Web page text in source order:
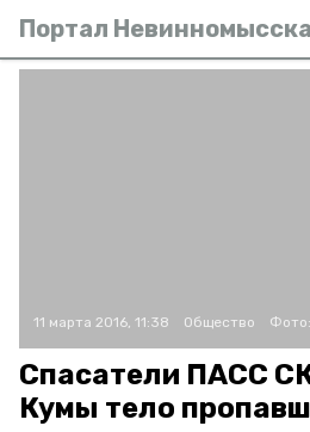
Портал Невинномысска
11 марта 2016, 11:38 Общество Фото:
Спасатели ПАСС
Кумы тело